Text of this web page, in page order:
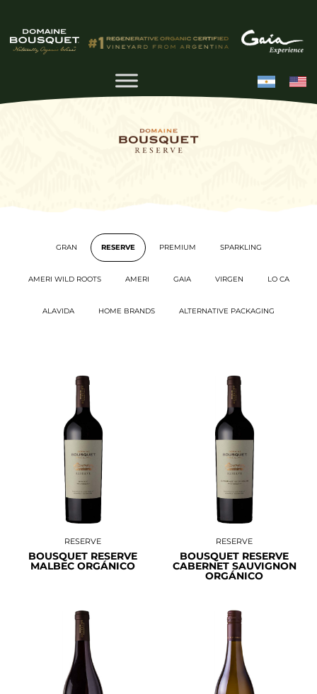
GRAN RESERVE PREMIUM SPARKLING
AMERI WILD ROOTS AMERI GAIA VIRGEN LO CA
ALAVIDA HOME BRANDS ALTERNATIVE PACKAGING
RESERVE
BOUSQUET RESERVE
MALBEC ORGÁNICO
RESERVE
BOUSQUET RESERVE
CABERNET SAUVIGNON
ORGÁNICO